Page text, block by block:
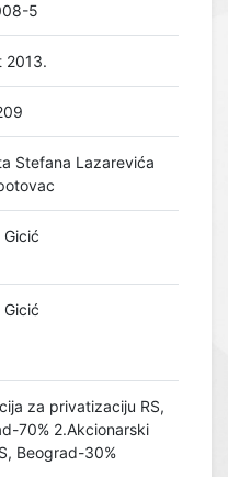
5
2013.
Stefana Lazarevića
Gicić
Gicić
za privatizaciju RS,
70% 2.Akcionarski
Beograd-30%